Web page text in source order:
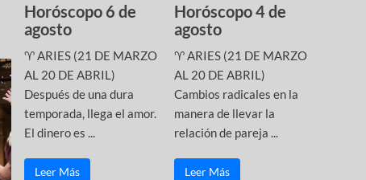
Horóscopo 6 de
agosto
♈ ARIES (21 DE MARZO
AL 20 DE ABRIL)
Después de una dura
temporada, llega el amor.
El dinero es ...
Leer Más
Horóscopo 4 de
agosto
♈ ARIES (21 DE MARZO
AL 20 DE ABRIL)
Cambios radicales en la
manera de llevar la
relación de pareja ...
Leer Más